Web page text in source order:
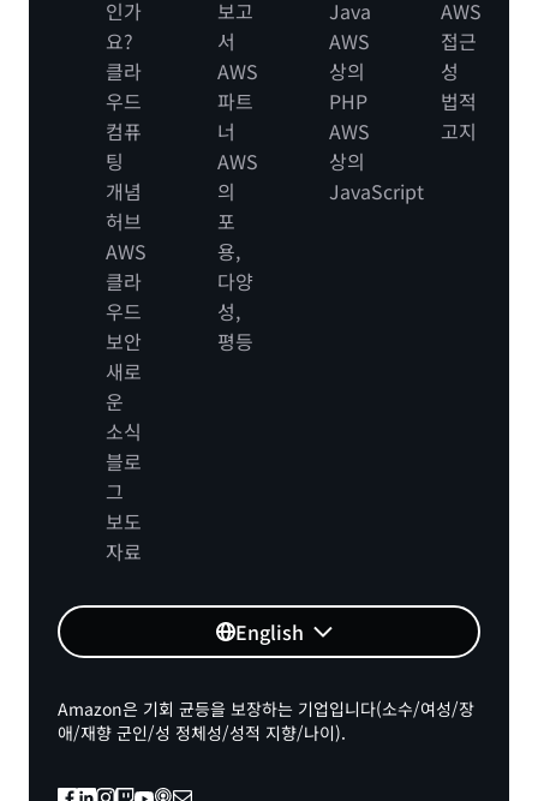
인가
요?
클라
우드
컴퓨
팅
개념
허브
AWS
클라
우드
보안
새로
운
소식
블로
그
보도
자료
보고
서
AWS
파트
너
AWS
의
포
용,
다양
성,
평등
Java
AWS
상의
PHP
AWS
상의
JavaScript
AWS
접근
성
법적
고지
English
Amazon은 기회 균등을 보장하는 기업입니다(소수/여성/장
애/재향 군인/성 정체성/성적 지향/나이).